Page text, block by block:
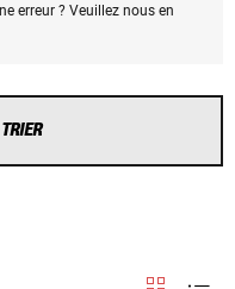
erreur ? Veuillez nous en